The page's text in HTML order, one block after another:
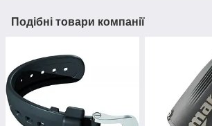
Подібні товари компанії